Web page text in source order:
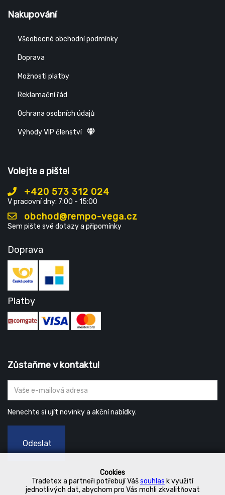
Cookies
Tradetex a partneři potřebují Vášsouhlas k využití
jednotlivých dat, abychom pro Vás mohli zkvalitňovat
Nakupování
Všeobecné obchodní podmínky
Doprava
Možnosti platby
Reklamační řád
Ochrana osobních údajů
Výhody VIP členství
Volejte a pište!
+420 573 312 024
V pracovní dny: 7:00 - 15:00
obchod@rempo-vega.cz
Sem pište své dotazy a připomínky
Doprava
Platby
Zůstaňme v kontaktu!
Nenechte si ujít novinky a akční nabídky.
Odeslat